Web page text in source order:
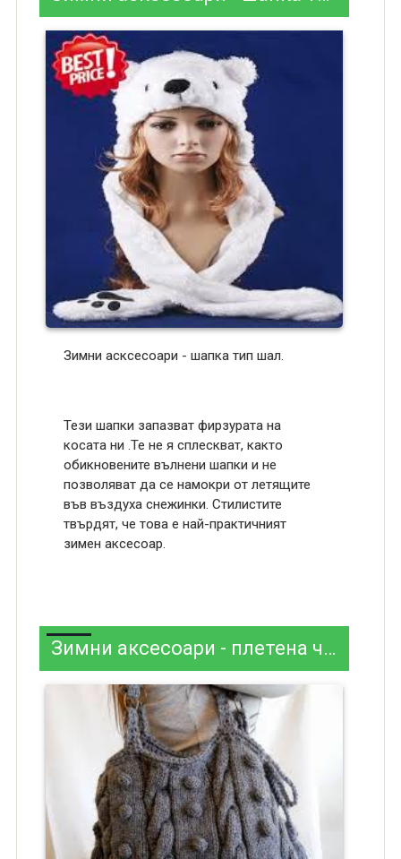
Зимни асксесоари - шапка тип шал.
Тези шапки запазват фирзурата на
косата ни .Те не я сплескват, както
обикновените вълнени шапки и не
позволяват да се намокри от летящите
във въздуха снежинки. Стилистите
твърдят, че това е най-практичният
зимен аксесоар.
Зимни аксесоари - плетена чанта